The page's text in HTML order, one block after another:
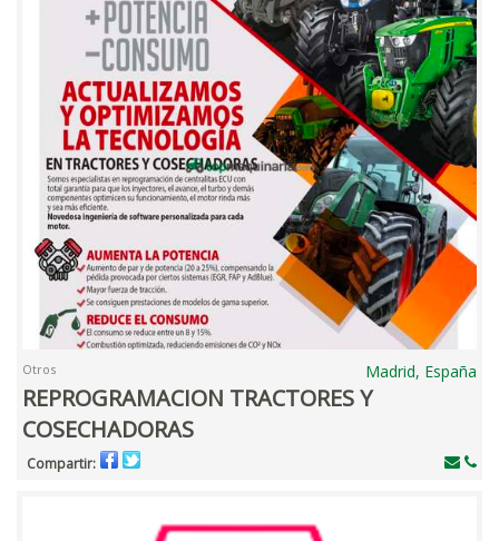
Otros Madrid, España
REPROGRAMACION TRACTORES Y
COSECHADORAS
Compartir: